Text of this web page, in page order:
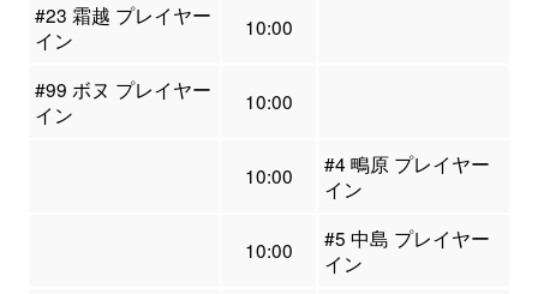
#23 霜越 プレイヤー
イン
10:00
#99 ボヌ プレイヤー
イン
10:00
10:00
#4 鴫原 プレイヤー
イン
10:00
#5 中島 プレイヤー
イン